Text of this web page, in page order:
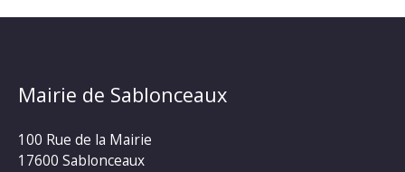
Mairie de Sablonceaux
100 Rue de la Mairie
17600 Sablonceaux